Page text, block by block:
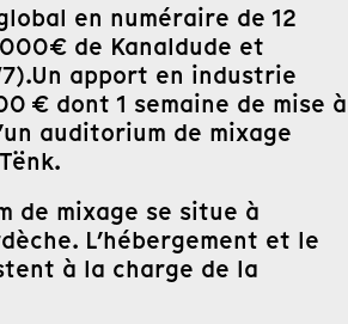
en numéraire de 12
de Kanaldude et
apport en industrie
€ dont 1 semaine de mise à
auditorium de mixage
de mixage se situe à
L’hébergement et le
à la charge de la